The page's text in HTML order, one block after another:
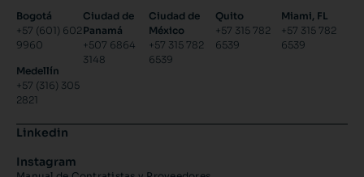
Bogotá
+57 (601) 602
9960
Medellín
+57 (316) 305
2821
Ciudad de
Panamá
+507 6864
3148
Ciudad de
México
+57 315 782
6539
Quito
+57 315 782
6539
Miami, FL
+57 315 782
6539
Linkedin
Instagram